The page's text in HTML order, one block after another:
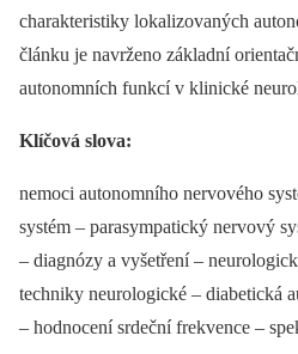
charakteristiky lokalizovaných
článku je navrženo základní
autonomních funkcí v klinické
Klíčová slova:
nemoci autonomního nervového
systém –⁠ parasympatický nervový
–⁠ diagnózy a vyšetření –⁠
techniky neurologické –⁠ diabetická
–⁠ hodnocení srdeční frekvence –⁠